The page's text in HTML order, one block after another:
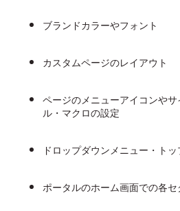
ブランドカラーやフォント
カスタムページのレイアウト
ページのメニューアイコンや
ル・マクロの設定
ドロップダウンメニュー・ト
ポータルのホーム画面での各